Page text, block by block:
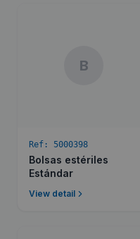
B
Ref: 5000398
Bolsas estériles
Estándar
View detail